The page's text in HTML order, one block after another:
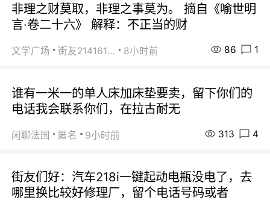
非理之财莫取，非理之事莫为。 摘自《喻世明
言·卷二十六》 解释：不正当的财
文学广场 街友21416156 8小时前 86 1
谁有一米一的单人床加床垫要卖，留下你们的
电话我会联系你们，在拉古耐无
闲聊法国 匿名 9小时前 313 4
街友们好：汽车218i一键起动电瓶没电了，去
哪里换比较好修理厂，留个电话号码或者